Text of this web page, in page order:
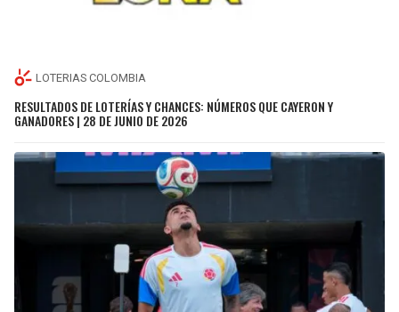
LOTERIAS COLOMBIA
RESULTADOS DE LOTERÍAS Y CHANCES: NÚMEROS QUE CAYERON Y
GANADORES | 28 DE JUNIO DE 2026